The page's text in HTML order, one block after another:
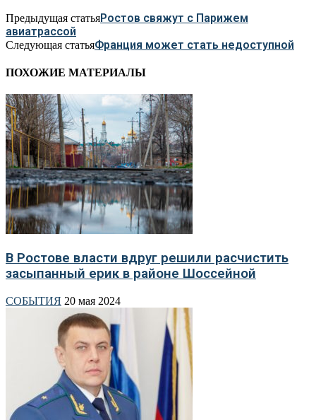
Предыдущая статьяРостов свяжут с Парижем
авиатрассой
Следующая статьяФранция может стать недоступной
ПОХОЖИЕ МАТЕРИАЛЫ
В Ростове власти вдруг решили расчистить
засыпанный ерик в районе Шоссейной
СОБЫТИЯ 20 мая 2024